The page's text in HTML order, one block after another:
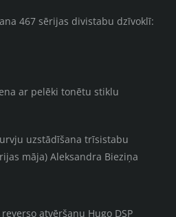
467 sērijas divistabu dzīvoklī:
ar pelēki tonētu stiklu
uzstādīšana trīsistabu
māja) Aleksandra Bieziņa
atvēršanu Hugo DSP